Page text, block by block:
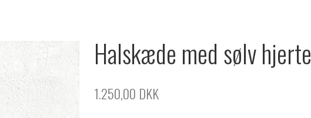
Halskæde med sølv hjerte
1.250,00 DKK